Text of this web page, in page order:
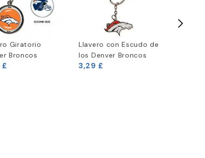
Giratorio
Broncos
Llavero con Escudo de
los Denver Broncos
3,29 £